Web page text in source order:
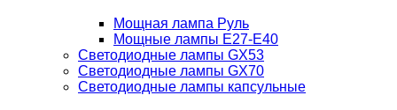
Мощная лампа Руль
Мощные лампы E27-E40
Светодиодные лампы GX53
Светодиодные лампы GX70
Светодиодные лампы капсульные